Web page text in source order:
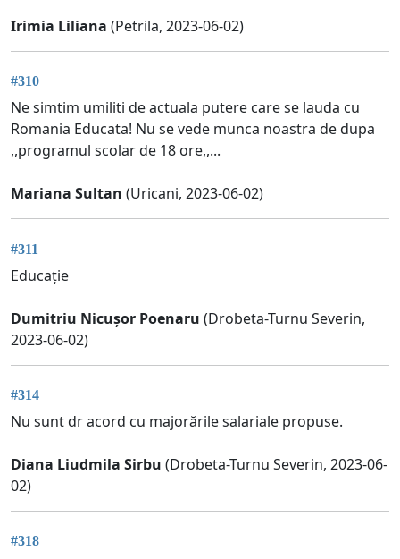
Irimia Liliana (Petrila, 2023-06-02)
#310
Ne simtim umiliti de actuala putere care se lauda cu
Romania Educata! Nu se vede munca noastra de dupa
,,programul scolar de 18 ore,,...
Mariana Sultan (Uricani, 2023-06-02)
#311
Educație
Dumitriu Nicușor Poenaru (Drobeta-Turnu Severin,
2023-06-02)
#314
Nu sunt dr acord cu majorările salariale propuse.
Diana Liudmila Sirbu (Drobeta-Turnu Severin, 2023-06-
02)
#318